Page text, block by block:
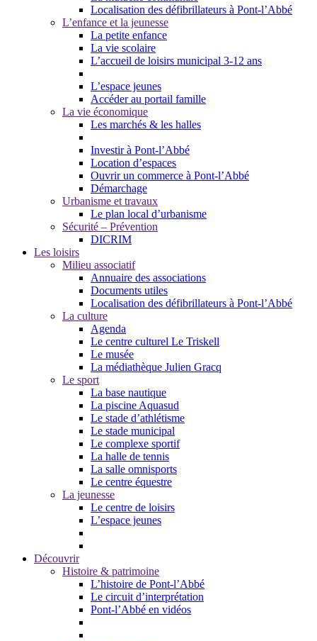
Localisation des défibrillateurs à Pont-l’Abbé
L’enfance et la jeunesse
La petite enfance
La vie scolaire
L’accueil de loisirs municipal 3-12 ans
L’espace jeunes
Accéder au portail famille
La vie économique
Les marchés & les halles
Investir à Pont-l’Abbé
Location d’espaces
Ouvrir un commerce à Pont-l’Abbé
Démarchage
Urbanisme et travaux
Le plan local d’urbanisme
Sécurité – Prévention
DICRIM
Les loisirs
Milieu associatif
Annuaire des associations
Documents utiles
Localisation des défibrillateurs à Pont-l’Abbé
La culture
Agenda
Le centre culturel Le Triskell
Le musée
La médiathèque Julien Gracq
Le sport
La base nautique
La piscine Aquasud
Le stade d’athlétisme
Le stade municipal
Le complexe sportif
La halle de tennis
La salle omnisports
Le centre équestre
La jeunesse
Le centre de loisirs
L’espace jeunes
Découvrir
Histoire & patrimoine
L’histoire de Pont-l’Abbé
Le circuit d’interprétation
Pont-l’Abbé en vidéos